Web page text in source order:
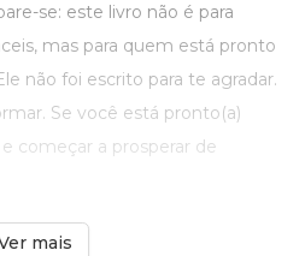
se: este livro não é para
mas para quem está pronto
não foi escrito para te agradar.
Se você está pronto(a)
começar a prosperar de
mais